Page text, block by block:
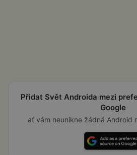
Přidat Svět Androida mezi
Google
ať vám neunikne žádná Android